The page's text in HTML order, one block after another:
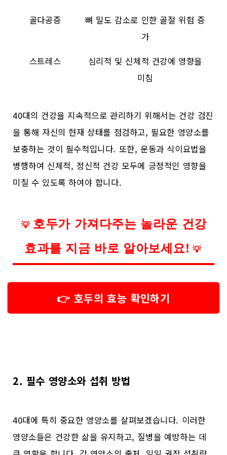
골다공증
뼈 밀도 감소로 인한 골절 위험 증
가
스트레스
심리적 및 신체적 건강에 영향을
미침
40대의 건강을 지속적으로 관리하기 위해서는 건강 검진
을 통해 자신의 현재 상태를 점검하고, 필요한 영양소를
보충하는 것이 필수적입니다. 또한, 운동과 식이요법을
병행하여 신체적, 정신적 건강 모두에 긍정적인 영향을
미칠 수 있도록 하여야 합니다.
💡 호두가 가져다주는 놀라운 건강
효과를 지금 바로 알아보세요! 💡
👉 호두의 효능 확인하기
2. 필수 영양소와 섭취 방법
40대에 특히 중요한 영양소를 살펴보겠습니다. 이러한
영양소들은 건강한 삶을 유지하고, 질병을 예방하는 데